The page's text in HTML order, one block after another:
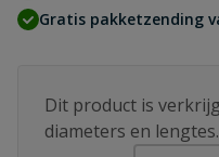
Gratis pakketzending
Dit product is
diameters en lengtes.